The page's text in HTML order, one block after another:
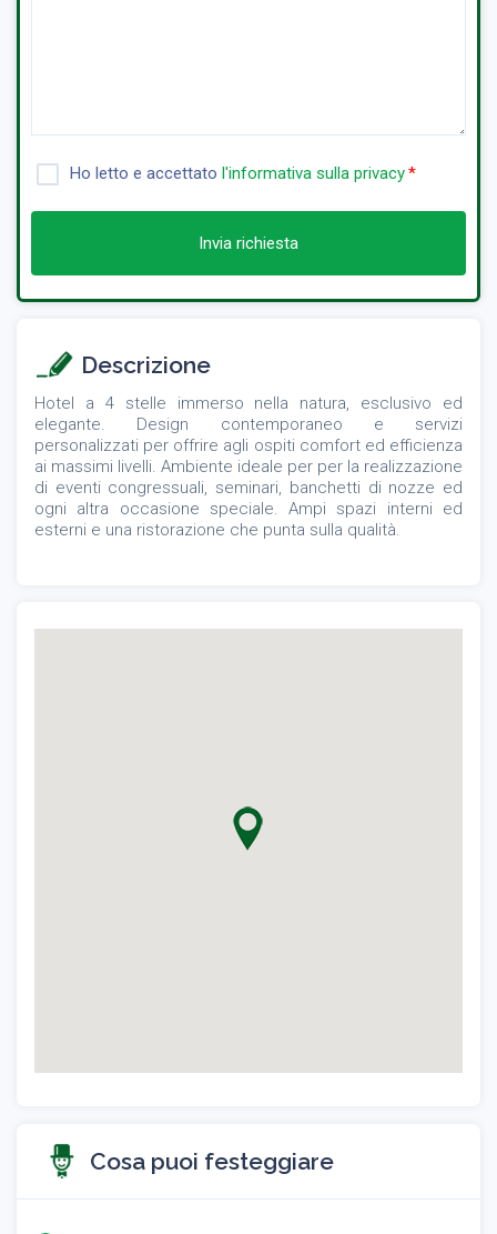
Ho letto e accettato l'informativa sulla privacy
Invia richiesta
Descrizione
Hotel a 4 stelle immerso nella natura, esclusivo ed
elegante. Design contemporaneo e servizi
personalizzati per offrire agli ospiti comfort ed efficienza
ai massimi livelli. Ambiente ideale per per la realizzazione
di eventi congressuali, seminari, banchetti di nozze ed
ogni altra occasione speciale. Ampi spazi interni ed
esterni e una ristorazione che punta sulla qualità.
Cosa puoi festeggiare